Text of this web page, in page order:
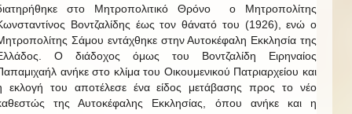
στο Μητροπολιτικό Θρόνο ο Μητροπολίτης
Βοντζαλίδης έως τον θάνατό του (1926), ενώ ο
Σάμου εντάχθηκε στην Αυτοκέφαλη Εκκλησία της
Ο διάδοχος όμως του Βοντζαλίδη Ειρηναίος
ανήκε στο κλίμα του Οικουμενικού Πατριαρχείου και
εκλογή του αποτέλεσε ένα είδος μετάβασης προς το νέο
της Αυτοκέφαλης Εκκλησίας, όπου ανήκε και η